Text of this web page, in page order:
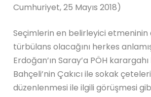
Cumhuriyet, 25 Mayıs 2018)
Seçimlerin en belirleyici etmeninin
türbülans olacağını herkes
Erdoğan’ın Saray’a PÖH
Bahçeli’nin Çakıcı ile sokak
düzenlenmesi ile ilgili görüşmesi